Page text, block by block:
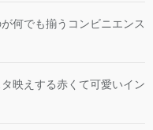
何でも揃うコンビニエンス
映えする赤くて可愛いイン